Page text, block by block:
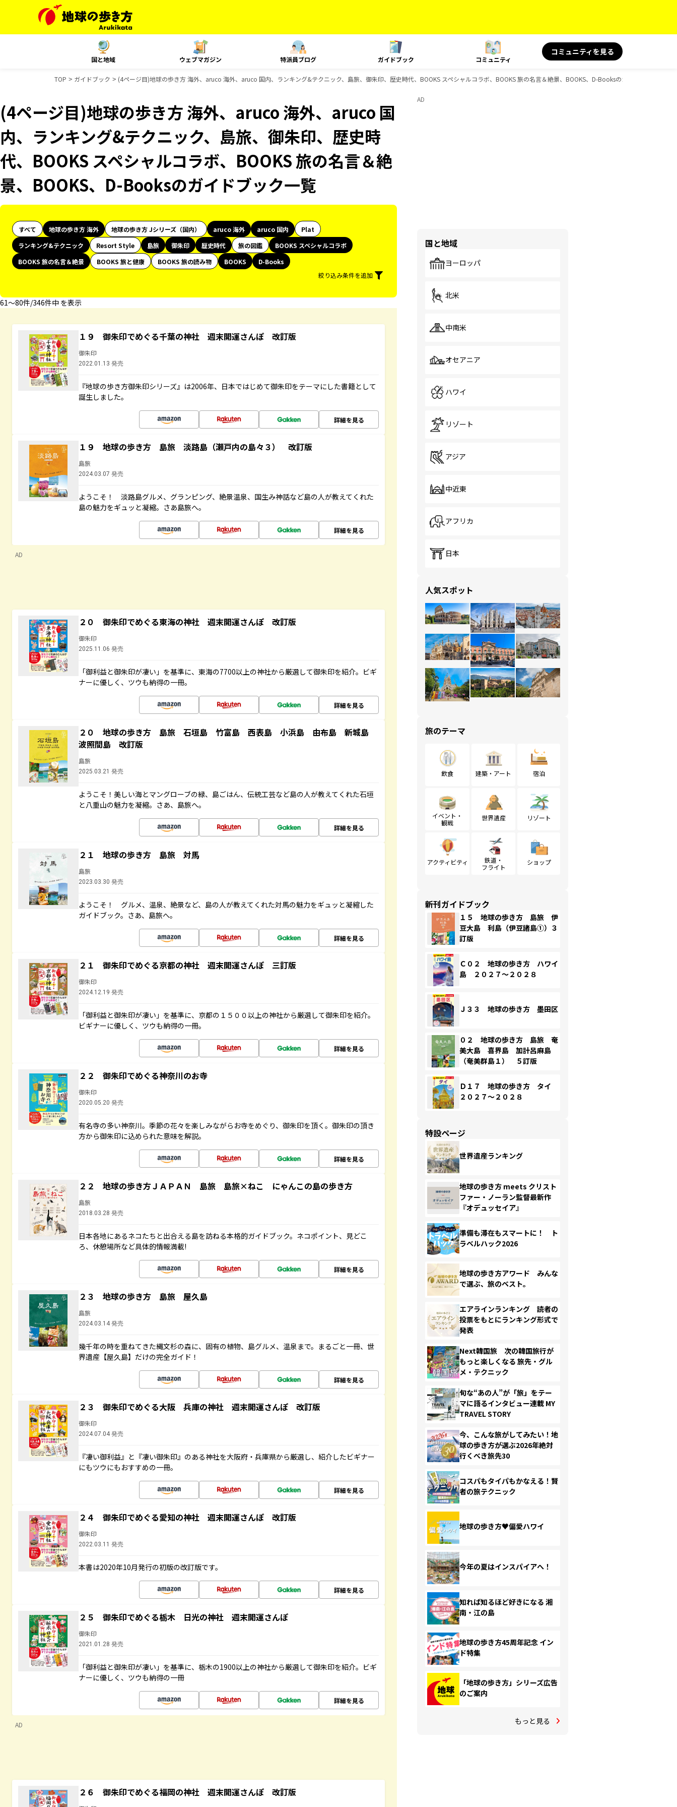
国と地域 ウェブマガジン 特派員ブログ ガイドブック コミュニティ
コミュニティを見る
TOP ガイドブック (4ページ目)地球の歩き方 海外、aruco 海外、aruco 国内、ランキング&テクニック、島旅、御朱印、歴史時代、BOOKS スペシャルコラボ、BOOKS 旅の名言＆絶景、BOOKS、D-Booksのガイドブック一覧
(4ページ目)地球の歩き方 海外、aruco 海外、aruco 国
内、ランキング&テクニック、島旅、御朱印、歴史時
代、BOOKS スペシャルコラボ、BOOKS 旅の名言＆絶
景、BOOKS、D-Booksのガイドブック一覧
すべて 地球の歩き方 海外 地球の歩き方 Jシリーズ（国内） aruco 海外 aruco 国内
Plat
ランキング&テクニック
Resort Style 島旅 御朱印 歴史時代 旅の図鑑
BOOKS スペシャルコラボ
BOOKS 旅の名言＆絶景
BOOKS 旅と健康 BOOKS 旅の読み物 BOOKS
D-Books
絞り込み条件を追加
61〜80件/346件中 を表示
１９ 御朱印でめぐる千葉の神社 週末開運さんぽ 改訂版
御朱印
2022.01.13 発売
『地球の歩き方御朱印シリーズ』は2006年、日本ではじめて御朱印をテーマにした書籍として
誕生しました。
詳細を見る
１９ 地球の歩き方 島旅 淡路島（瀬戸内の島々３） 改訂版
島旅
2024.03.07 発売
ようこそ！ 淡路島グルメ、グランピング、絶景温泉、国生み神話など島の人が教えてくれた
島の魅力をギュッと凝縮。さあ島旅へ。
詳細を見る
AD
２０ 御朱印でめぐる東海の神社 週末開運さんぽ 改訂版
御朱印
2025.11.06 発売
「御利益と御朱印が凄い」を基準に、東海の7700以上の神社から厳選して御朱印を紹介。ビギ
ナーに優しく、ツウも納得の一冊。
詳細を見る
２０ 地球の歩き方 島旅 石垣島 竹富島 西表島 小浜島 由布島 新城島
波照間島 改訂版
島旅
2025.03.21 発売
ようこそ！美しい海とマングローブの緑、島ごはん、伝統工芸など島の人が教えてくれた石垣
と八重山の魅力を凝縮。さあ、島旅へ。
詳細を見る
２１ 地球の歩き方 島旅 対馬
島旅
2023.03.30 発売
ようこそ！ グルメ、温泉、絶景など、島の人が教えてくれた対馬の魅力をギュッと凝縮した
ガイドブック。さあ、島旅へ。
詳細を見る
２１ 御朱印でめぐる京都の神社 週末開運さんぽ 三訂版
御朱印
2024.12.19 発売
「御利益と御朱印が凄い」を基準に、京都の１５００以上の神社から厳選して御朱印を紹介。
ビギナーに優しく、ツウも納得の一冊。
詳細を見る
２２ 御朱印でめぐる神奈川のお寺
御朱印
2020.05.20 発売
有名寺の多い神奈川。季節の花々を楽しみながらお寺をめぐり、御朱印を頂く。御朱印の頂き
方から御朱印に込められた意味を解説。
詳細を見る
２２ 地球の歩き方ＪＡＰＡＮ 島旅 島旅×ねこ にゃんこの島の歩き方
島旅
2018.03.28 発売
日本各地にあるネコたちと出合える島を訪ねる本格的ガイドブック。ネコポイント、見どこ
ろ、休憩場所など具体的情報満載!
詳細を見る
２３ 地球の歩き方 島旅 屋久島
島旅
2024.03.14 発売
幾千年の時を重ねてきた縄文杉の森に、固有の植物、島グルメ、温泉まで。まるごと一冊、世
界遺産【屋久島】だけの完全ガイド！
詳細を見る
２３ 御朱印でめぐる大阪 兵庫の神社 週末開運さんぽ 改訂版
御朱印
2024.07.04 発売
『凄い御利益』と『凄い御朱印』のある神社を大阪府・兵庫県から厳選し、紹介したビギナー
にもツウにもおすすめの一冊。
詳細を見る
２４ 御朱印でめぐる愛知の神社 週末開運さんぽ 改訂版
御朱印
2022.03.11 発売
本書は2020年10月発行の初版の改訂版です。
詳細を見る
２５ 御朱印でめぐる栃木 日光の神社 週末開運さんぽ
御朱印
2021.01.28 発売
「御利益と御朱印が凄い」を基準に、栃木の1900以上の神社から厳選して御朱印を紹介。ビギ
ナーに優しく、ツウも納得の一冊
詳細を見る
AD
２６ 御朱印でめぐる福岡の神社 週末開運さんぽ 改訂版
AD
国と地域
ヨーロッパ
北米
中南米
オセアニア
ハワイ
リゾート
アジア
中近東
アフリカ
日本
人気スポット
旅のテーマ
飲食 建築・アート 宿泊
イベント・
観戦
世界遺産 リゾート
アクティビティ
鉄道・
フライト
ショップ
新刊ガイドブック
１５ 地球の歩き方 島旅 伊
豆大島 利島（伊豆諸島①）３
訂版
Ｃ０２ 地球の歩き方 ハワイ
島 ２０２７～２０２８
Ｊ３３ 地球の歩き方 墨田区
０２ 地球の歩き方 島旅 奄
美大島 喜界島 加計呂麻島
（奄美群島１） ５訂版
Ｄ１７ 地球の歩き方 タイ
２０２７～２０２８
特設ページ
世界遺産ランキング
地球の歩き方 meets クリスト
ファー・ノーラン監督最新作
『オデュッセイア』
準備も滞在もスマートに！ ト
ラベルハック2026
地球の歩き方アワード みんな
で選ぶ、旅のベスト。
エアラインランキング 読者の
投票をもとにランキング形式で
発表
Next韓国旅 次の韓国旅行が
もっと楽しくなる 旅先・グル
メ・テクニック
旬な“あの人”が「旅」をテー
マに語るインタビュー連載 MY
TRAVEL STORY
今、こんな旅がしてみたい！地
球の歩き方が選ぶ2026年絶対
行くべき旅先30
コスパもタイパもかなえる！賢
者の旅テクニック
地球の歩き方♥偏愛ハワイ
今年の夏はインスパイアへ！
知れば知るほど好きになる 湘
南・江の島
地球の歩き方45周年記念 イン
ド特集
「地球の歩き方」シリーズ広告
のご案内
もっと見る